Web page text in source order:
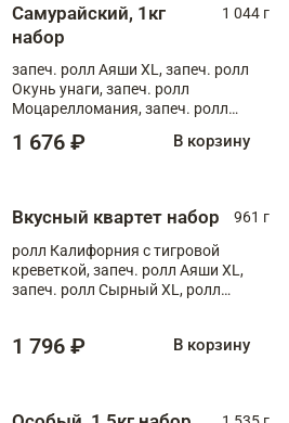
Самурайский, 1кг
набор
1 044 г
запеч. ролл Аяши XL, запеч. ролл
Окунь унаги, запеч. ролл
Моцарелломания, запеч. ролл
1 676 ₽ В корзину
Вкусный квартет набор
961 г
ролл Калифорния с тигровой
креветкой, запеч. ролл Аяши XL,
запеч. ролл Сырный XL, ролл
1 796 ₽ В корзину